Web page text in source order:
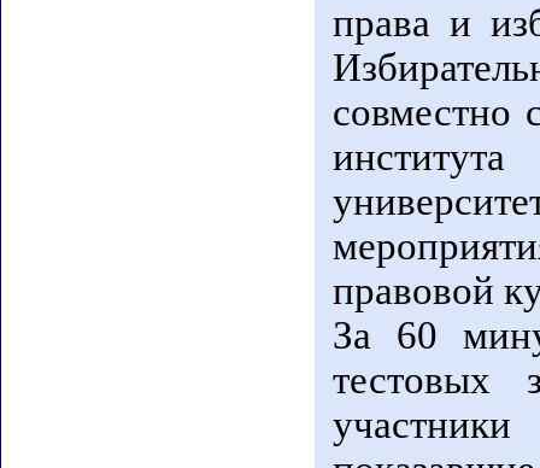
права и
совместно
правовой
За 60
тестовых